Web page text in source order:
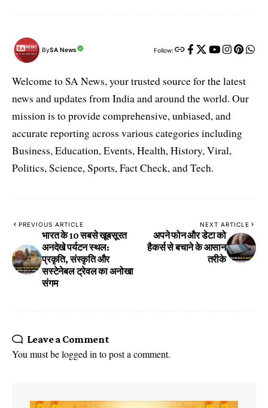
BySA News Follow:
Welcome to SA News, your trusted source for the latest
news and updates from India and around the world. Our
mission is to provide comprehensive, unbiased, and
accurate reporting across various categories including
Business, Education, Events, Health, History, Viral,
Politics, Science, Sports, Fact Check, and Tech.
PREVIOUS ARTICLE
भारत के 10 सबसे खूबसूरत
अनदेखे पर्यटन स्थल:
प्रकृति, संस्कृति और
सस्टेनेबल ट्रेवल का अनोखा
संगम
NEXT ARTICLE
अपने फोन और डेटा को
हैकर्स से बचाने के आसान
तरीके
Leave a Comment
You must belogged in to post a comment.